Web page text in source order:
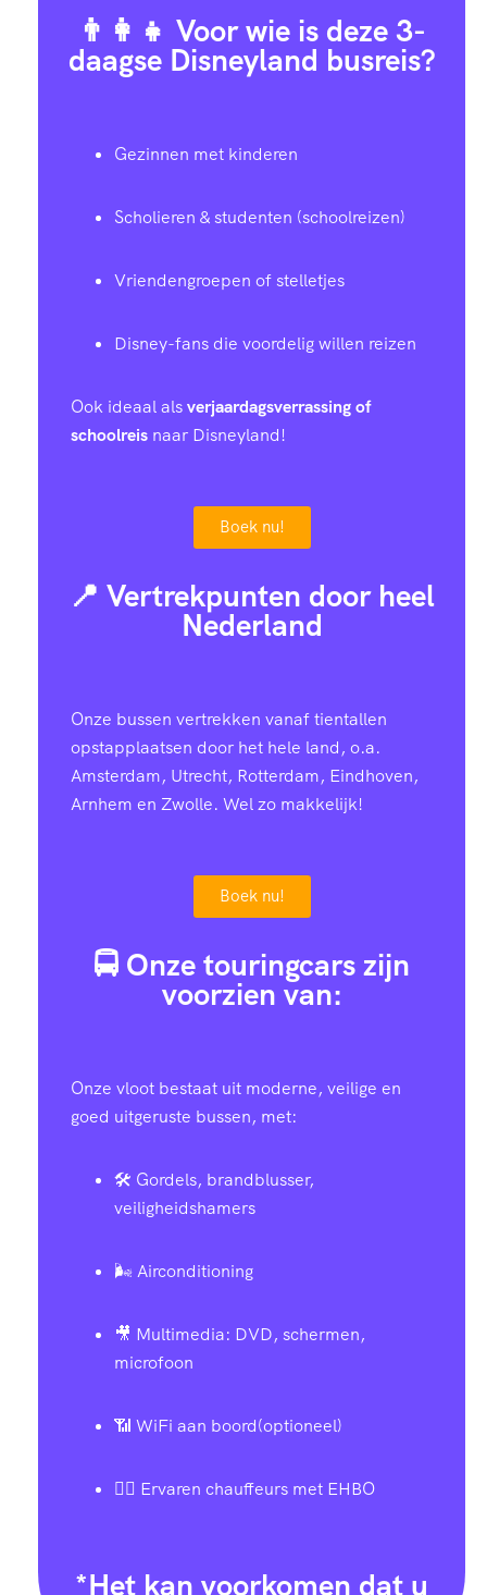
👨‍👩‍👧 Voor wie is deze 3-
daagse Disneyland busreis?
Gezinnen met kinderen
Scholieren & studenten (schoolreizen)
Vriendengroepen of stelletjes
Disney-fans die voordelig willen reizen
Ook ideaal alsverjaardagsverrassing of
schoolreis naar Disneyland!
Boek nu!
📍 Vertrekpunten door heel
Nederland
Onze bussen vertrekken vanaf tientallen
opstapplaatsen door het hele land, o.a.
Amsterdam, Utrecht, Rotterdam, Eindhoven,
Arnhem en Zwolle. Wel zo makkelijk!
Boek nu!
🚍 Onze touringcars zijn
voorzien van:
Onze vloot bestaat uit moderne, veilige en
goed uitgeruste bussen, met:
🛠️ Gordels, brandblusser,
veiligheidshamers
🌬️ Airconditioning
🎥 Multimedia: DVD, schermen,
microfoon
📶 WiFi aan boord(optioneel)
👨‍✈️ Ervaren chauffeurs met EHBO
*Het kan voorkomen dat u